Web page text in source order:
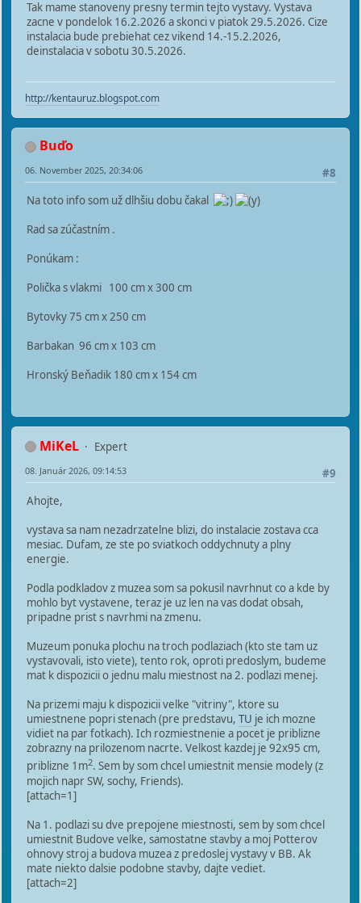
Tak mame stanoveny presny termin tejto vystavy. Vystava
zacne v pondelok 16.2.2026 a skonci v piatok 29.5.2026. Cize
instalacia bude prebiehat cez vikend 14.-15.2.2026,
deinstalacia v sobotu 30.5.2026.
http://kentauruz.blogspot.com
Buďo
#8
06. November 2025, 20:34:06
Na toto info som už dlhšiu dobu čakal
Rad sa zúčastním .
Ponúkam :
Polička s vlakmi 100 cm x 300 cm
Bytovky 75 cm x 250 cm
Barbakan 96 cm x 103 cm
Hronský Beňadik 180 cm x 154 cm
MiKeL
Expert
#9
08. Január 2026, 09:14:53
Ahojte,
vystava sa nam nezadrzatelne blizi, do instalacie zostava cca
mesiac. Dufam, ze ste po sviatkoch oddychnuty a plny
energie.
Podla podkladov z muzea som sa pokusil navrhnut co a kde by
mohlo byt vystavene, teraz je uz len na vas dodat obsah,
pripadne prist s navrhmi na zmenu.
Muzeum ponuka plochu na troch podlaziach (kto ste tam uz
vystavovali, isto viete), tento rok, oproti predoslym, budeme
mat k dispozicii o jednu malu miestnost na 2. podlazi menej.
Na prizemi maju k dispozicii velke "vitriny", ktore su
umiestnene popri stenach (pre predstavu, TU je ich mozne
vidiet na par fotkach). Ich rozmiestnenie a pocet je priblizne
zobrazny na prilozenom nacrte. Velkost kazdej je 92x95 cm,
priblizne 1m2. Sem by som chcel umiestnit mensie modely (z
mojich napr SW, sochy, Friends).
[attach=1]
Na 1. podlazi su dve prepojene miestnosti, sem by som chcel
umiestnit Budove velke, samostatne stavby a moj Potterov
ohnovy stroj a budova muzea z predoslej vystavy v BB. Ak
mate niekto dalsie podobne stavby, dajte vediet.
[attach=2]